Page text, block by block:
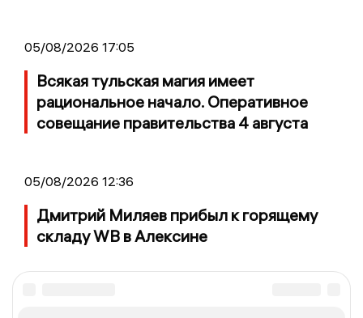
05/08/2026 17:05
Всякая тульская магия имеет
рациональное начало. Оперативное
совещание правительства 4 августа
05/08/2026 12:36
Дмитрий Миляев прибыл к горящему
складу WB в Алексине